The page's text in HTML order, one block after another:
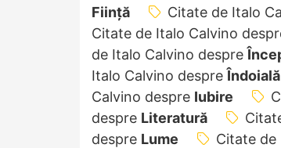
Ființă
Citate de Italo
Citate de Italo Calvino
de Italo Calvino despre
Italo Calvino despre Îndoială
Calvino despre Iubire
despre Literatură
despre Lume Citate de